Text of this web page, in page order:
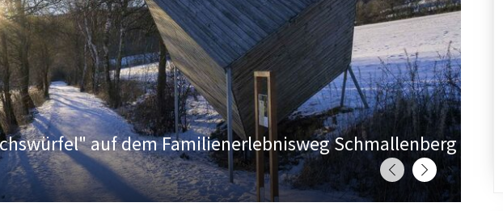
auf dem Familienerlebnisweg Schmallenberg